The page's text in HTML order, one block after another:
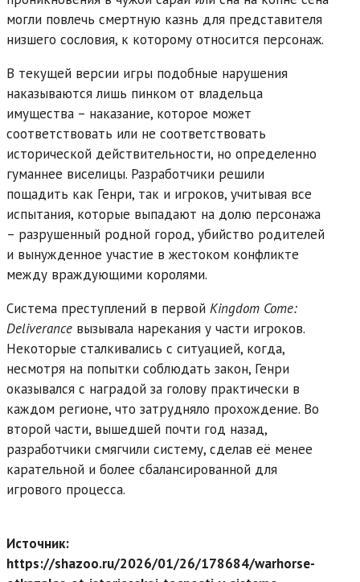
могли повлечь смертную казнь для представителя
низшего сословия, к которому относится персонаж.
В текущей версии игры подобные нарушения
наказываются лишь пинком от владельца
имущества – наказание, которое может
соответствовать или не соответствовать
исторической действительности, но определенно
гуманнее виселицы. Разработчики решили
пощадить как Генри, так и игроков, учитывая все
испытания, которые выпадают на долю персонажа
– разрушенный родной город, убийство родителей
и вынужденное участие в жестоком конфликте
между враждующими королями.
Система преступлений в первой Kingdom Come:
Deliverance вызывала нарекания у части игроков.
Некоторые сталкивались с ситуацией, когда,
несмотря на попытки соблюдать закон, Генри
оказывался с наградой за голову практически в
каждом регионе, что затрудняло прохождение. Во
второй части, вышедшей почти год назад,
разработчики смягчили систему, сделав её менее
карательной и более сбалансированной для
игрового процесса.
Источник:
https://shazoo.ru/2026/01/26/178684/warhorse-